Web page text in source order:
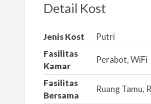
a
m
a
s
a
l
Detail Kost
Jenis Kost
Putri
Fasilitas
Kamar
Perabot, WiFi
Fasilitas
Bersama
Ruang Tamu,